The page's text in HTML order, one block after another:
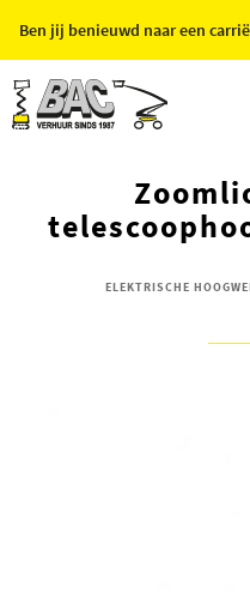
Ben jij benieuwd naar een
ELEKTRISCHE